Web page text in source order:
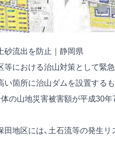
砂流出を防止｜静岡県
における治山対策として緊急
い箇所に治山ダムを設置する
の山地災害被害額が平成30
地区には、土石流等の発生